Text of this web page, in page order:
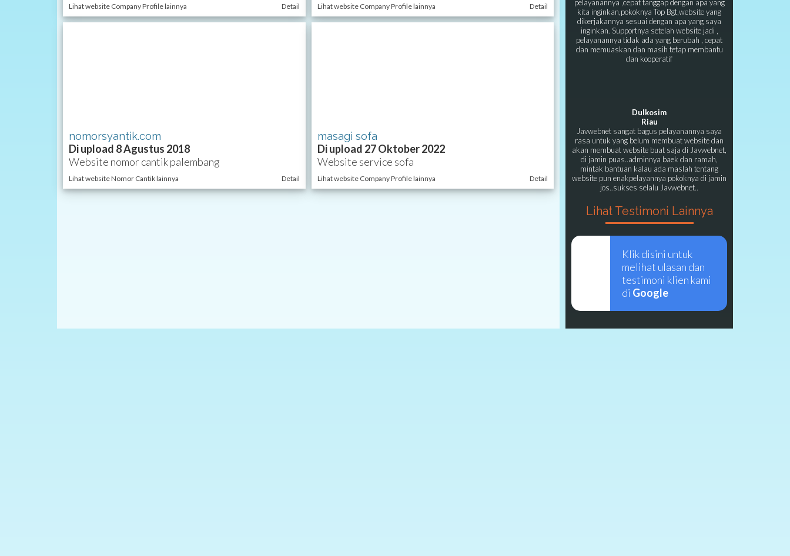
Lihat website Company Profile lainnya Detail Lihat website Company Profile lainnya Detail
nomorsyantik.com
Di upload 8 Agustus 2018
Website nomor cantik palembang
Lihat website Nomor Cantik lainnya Detail
masagi sofa
Di upload 27 Oktober 2022
Website service sofa
Lihat website Company Profile lainnya Detail
pelayanannya ,cepat tanggap dengan apa yang
kita inginkan,pokoknya Top Bgt,website yang
dikerjakannya sesuai dengan apa yang saya
inginkan. Supportnya setelah website jadi ,
pelayanannya tidak ada yang berubah , cepat
dan memuaskan dan masih tetap membantu
dan kooperatif
Dulkosim
Riau
Javwebnet sangat bagus pelayanannya saya
rasa untuk yang belum membuat website dan
akan membuat website buat saja di Javwebnet,
di jamin puas..adminnya baek dan ramah,
mintak bantuan kalau ada maslah tentang
website pun enakpelayannya pokoknya di jamin
jos..sukses selalu Javwebnet..
Lihat Testimoni Lainnya
Klik disini untuk
melihat ulasan dan
testimoni klien kami
di Google